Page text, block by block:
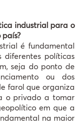
industrial para o
é fundamental
diferentes políticas
seja do ponto de
ou dos
farol que organiza
o privado a tomar
em que a
na maior